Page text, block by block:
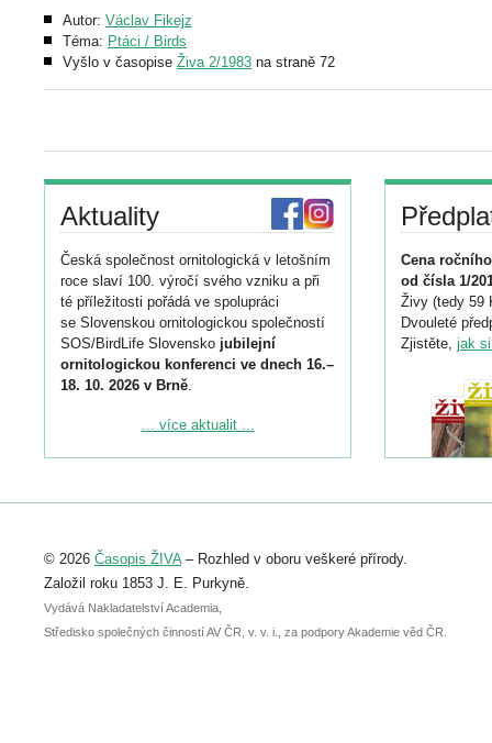
Autor: Václav Fikejz
Téma: Ptáci / Birds
Vyšlo v časopise Živa 2/1983 na straně 72
Aktuality
Česká společnost ornitologická v letošním
roce slaví 100. výročí svého vzniku a při
té příležitosti pořádá ve spolupráci
se Slovenskou ornitologickou společností
SOS/BirdLife Slovensko jubilejní
ornitologickou konferenci ve dnech 16.–
18. 10. 2026 v Brně.
Podrobnější informace ke konferenci
Registrovat se můžete do 6. září.
abstraktu přihlášené přednášky nebo
posteru je už 30. června.
... více aktualit ...
Cena
od čísla 1/
Živy (tedy 59
Dvouleté
Zjistěte, jak
© 2026 Časopis ŽIVA– Rozhled v oboru veškeré přírody.
Založil roku 1853 J. E. Purkyně.
Vydává Nakladatelství Academia,
Středisko společných činností AV ČR, v. v. i., za podpory Akademie věd ČR.